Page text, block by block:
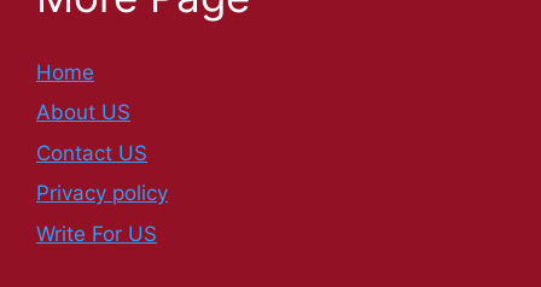
Home
About US
Contact US
Privacy policy
Write For US